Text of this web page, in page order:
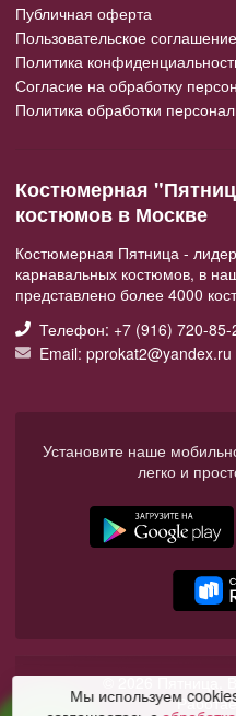
Публичная оферта
Пользовательское соглашение
Политика
Согласие на обработку
Политика обработки
Костюмерная
костюмов в Москве
Костюмерная Пятница -
карнавальных костюмов, в
представлено более 4000
Телефон: +7 (916) 720-85-
Email: pprokat2@yandex.ru
Установите наше
легко и
© 2026 Пятница.
Мы используем